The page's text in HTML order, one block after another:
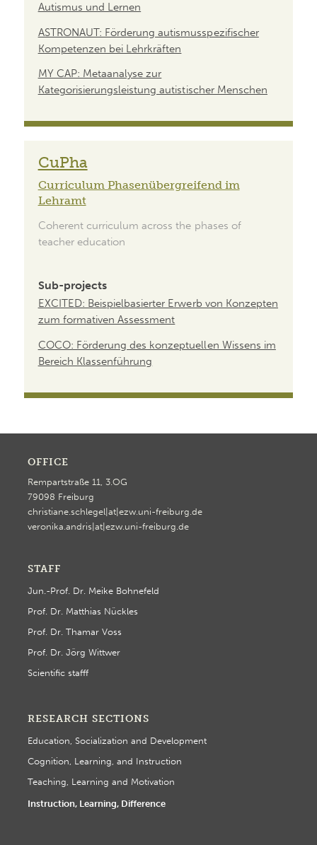
Autismus und Lernen
ASTRONAUT: Förderung autismusspezifischer
Kompetenzen bei Lehrkräften
MY CAP: Metaanalyse zur
Kategorisierungsleistung autistischer Menschen
CuPha
Curriculum Phasenübergreifend im
Lehramt
Coherent curriculum across the phases of
teacher education
Sub-projects
EXCITED: Beispielbasierter Erwerb von Konzepten
zum formativen Assessment
COCO: Förderung des konzeptuellen Wissens im
Bereich Klassenführung
OFFICE
Rempartstraße 11, 3.OG
79098 Freiburg
christiane.schlegel|at|ezw.uni-freiburg.de
veronika.andris|at|ezw.uni-freiburg.de
STAFF
Jun.-Prof. Dr. Meike Bohnefeld
Prof. Dr. Matthias Nückles
Prof. Dr. Thamar Voss
Prof. Dr. Jörg Wittwer
Scientific stafff
RESEARCH SECTIONS
Education, Socialization and Development
Cognition, Learning, and Instruction
Teaching, Learning and Motivation
Instruction, Learning, Difference